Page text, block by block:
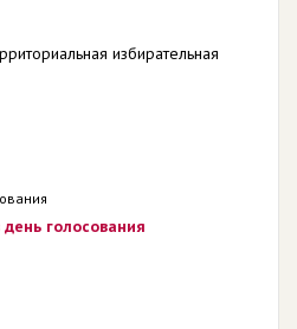
избирательная
голосования